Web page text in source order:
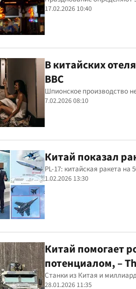
17.02.2026 10:40
В китайских
BBC
Шпионское производство
7.02.2026 08:10
Китай показал
PL-17: китайская ракета на
1.02.2026 13:30
Китай помогает
потенциалом, –
Станки из Китая и
28.01.2026 11:35